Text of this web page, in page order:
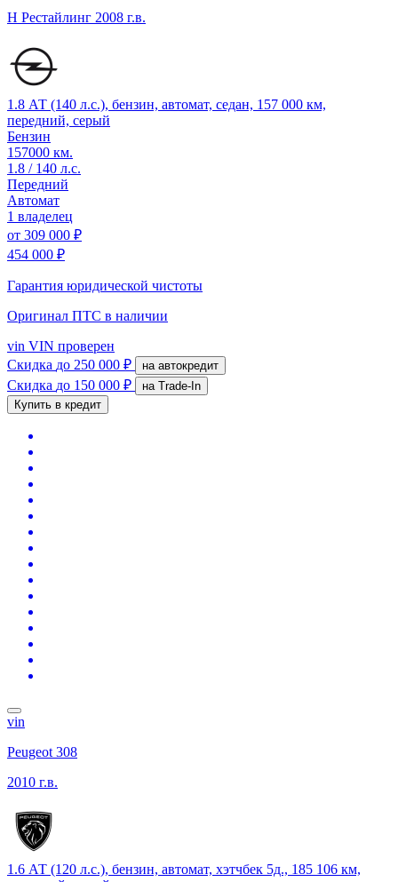
H Рестайлинг 2008 г.в.
1.8 АТ (140 л.с.), бензин, автомат, седан, 157 000 км,
передний, серый
Бензин
157000 км.
1.8 / 140 л.с.
Передний
Автомат
1 владелец
от 309 000 ₽
454 000 ₽
Гарантия юридической чистоты
Оригинал ПТС в наличии
vin VIN проверен
Скидка до 250 000 ₽ на автокредит
Скидка до 150 000 ₽
на Trade-In
Купить в кредит
vin
Peugeot 308
2010 г.в.
1.6 АТ (120 л.с.), бензин, автомат, хэтчбек 5д., 185 106 км,